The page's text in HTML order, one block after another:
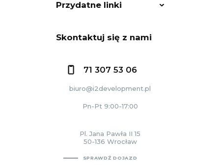
Przydatne linki
Skontaktuj się z nami
71 307 53 06
biuro@i2development.pl
Pn-Pt 9:00-17:00
Pl. Jana Pawła II 15
50-136 Wrocław
SPRAWDŹ DOJAZD